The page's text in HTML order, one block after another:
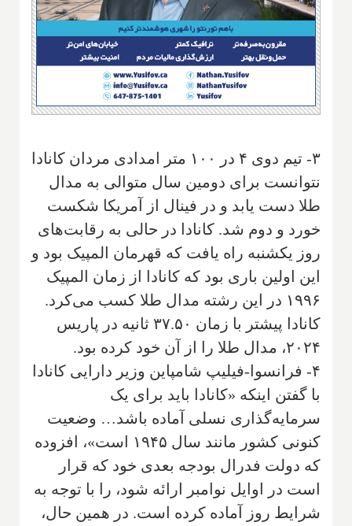
۳- تیم دوی ۴ در ۱۰۰ متر امدادی مردان کانادا
نتوانست برای دومین سال متوالی به مدال
طلا دست یابد و در فینال از آمریکا شکست
خورد و دوم شد. کانادا در حالی به رقابت‌های
روز یکشنبه راه یافت که قهرمان المپیک بود و
این اولین باری بود که کانادا از زمان المپیک
۱۹۹۶ در این رشته مدال طلا کسب می‌کرد.
کانادا پیشتر با زمان ۳۷.۵۰ ثانیه در پاریس
۲۰۲۴، مدال طلا را از آن خود کرده بود.
۴- فرانسوا-فیلیپ شامپاین وزیر دارایی کانادا
با گفتن اینکه «کانادا باید برای یک
سرمایه‌گذاری نسلی آماده باشد… وضعیت
کنونی کشور مانند سال ۱۹۴۵ است»، افزوده
که دولت فدرال بودجه بعدی خود که قرار
است در اوایل نوامبر ارائه شود، را با توجه به
شرایط روز آماده کرده است. در همین حال،